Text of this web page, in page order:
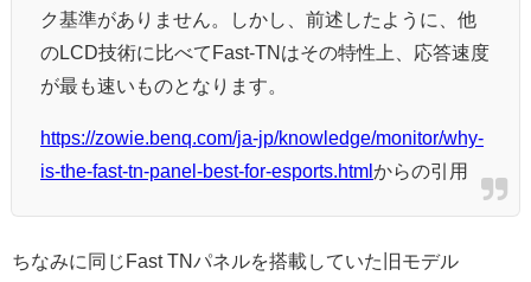
ク基準がありません。しかし、前述したように、他
のLCD技術に比べてFast-TNはその特性上、応答速度
が最も速いものとなります。
https://zowie.benq.com/ja-jp/knowledge/monitor/why-
is-the-fast-tn-panel-best-for-esports.html からの引用
ちなみに同じFast TNパネルを搭載していた旧モデル